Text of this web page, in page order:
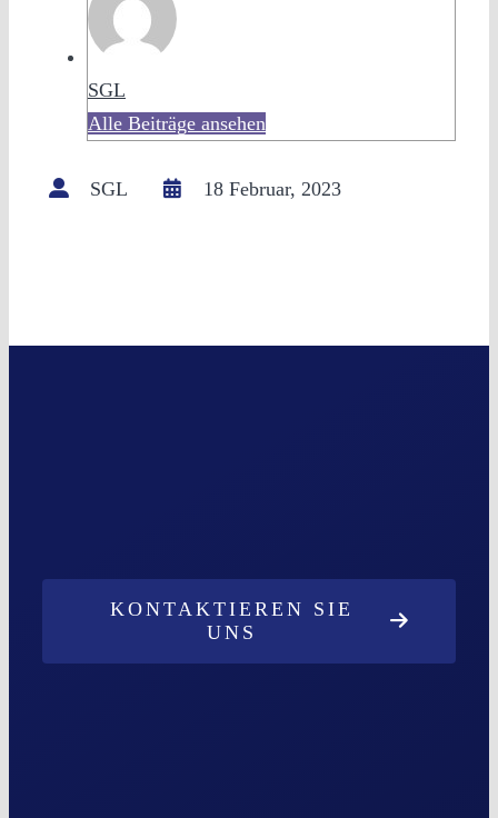
SGL
Alle Beiträge ansehen
SGL 18 Februar, 2023
KONTAKTIEREN SIE
UNS